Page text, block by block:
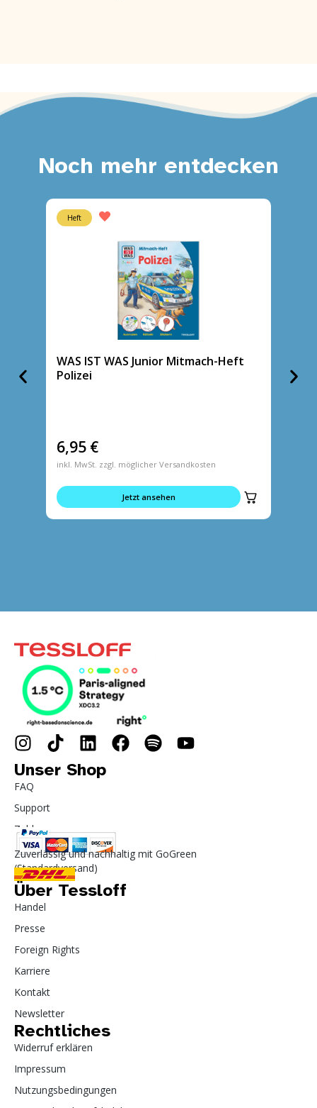
Noch mehr entdecken
Heft
WAS IST WAS Junior Mitmach-Heft
Polizei
6,95 €
inkl. MwSt. zzgl. möglicher Versandkosten
Jetzt ansehen
Unser Shop
FAQ
Support
Zahlung
Zuverlässig und nachhaltig mit GoGreen
(Standardversand)
Über Tessloff
Handel
Presse
Foreign Rights
Karriere
Kontakt
Newsletter
Rechtliches
Widerruf erklären
Impressum
Nutzungsbedingungen